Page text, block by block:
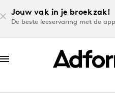
Jouw vak in je broekzak!
De beste leeservaring met de app